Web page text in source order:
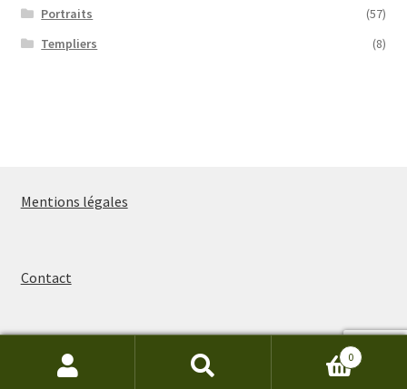
Portraits
(57)
Templiers
(8)
Mentions légales
Contact
Recherche
Recherche
0